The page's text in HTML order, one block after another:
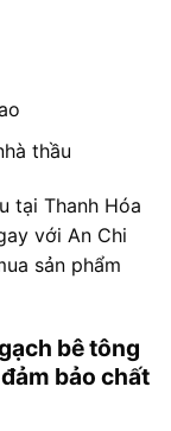
thầu
tại Thanh Hóa
với An Chi
sản phẩm
bê tông
bảo chất